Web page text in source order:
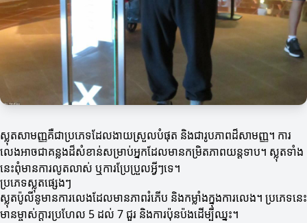
ស្លុតសាមញ្ញគឺជាប្រភេទដែលងាយស្រួលបំផុត និងជារូបភាពដ៏សាមញ្ញ។ ការ
លេងអាចជាគន្លងដ៏សំខាន់សម្រាប់អ្នកដែលមានកម្រិតភាពយន្តទាប។ ស្លុតទាំង
នេះពុំមានការលូតលាស់ ឬការប្រែប្រួលអ្វីៗទេ។
ប្រភេទស្លុតផ្សេងៗ
ស្លុតប៉ូលីនូមានការលេងដែលមានភាពរំភើប និងកម្លាំងក្នុងការលេង។ ប្រភេទនេះ
មានម្ចាស់ក្តារប្រហែល 5 ដល់ 7 ជួរ និងការប៉ុនប៉ងដើម្បីឈ្នះ។